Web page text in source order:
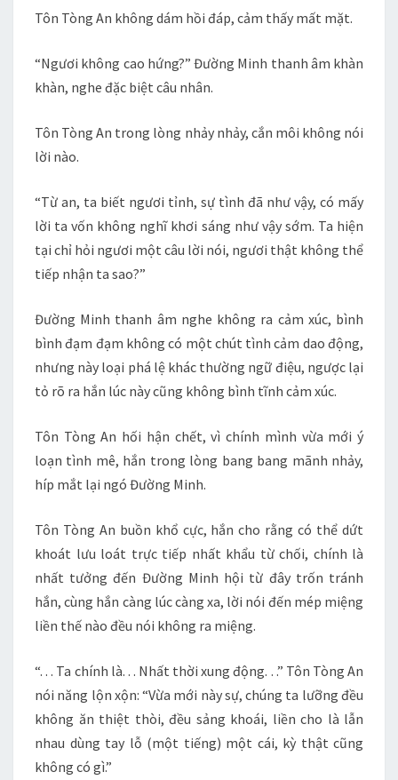
Tôn Tòng An không dám hồi đáp, cảm thấy mất mặt.
“Ngươi không cao hứng?” Đường Minh thanh âm khàn
khàn, nghe đặc biệt câu nhân.
Tôn Tòng An trong lòng nhảy nhảy, cắn môi không nói
lời nào.
“Từ an, ta biết ngươi tỉnh, sự tình đã như vậy, có mấy
lời ta vốn không nghĩ khơi sáng như vậy sớm. Ta hiện
tại chỉ hỏi ngươi một câu lời nói, ngươi thật không thể
tiếp nhận ta sao?”
Đường Minh thanh âm nghe không ra cảm xúc, bình
bình đạm đạm không có một chút tình cảm dao động,
nhưng này loại phá lệ khác thường ngữ điệu, ngược lại
tỏ rõ ra hắn lúc này cũng không bình tĩnh cảm xúc.
Tôn Tòng An hối hận chết, vì chính mình vừa mới ý
loạn tình mê, hắn trong lòng bang bang mãnh nhảy,
híp mắt lại ngó Đường Minh.
Tôn Tòng An buồn khổ cực, hắn cho rằng có thể dứt
khoát lưu loát trực tiếp nhất khẩu từ chối, chính là
nhất tưởng đến Đường Minh hội từ đây trốn tránh
hắn, cùng hắn càng lúc càng xa, lời nói đến mép miệng
liền thế nào đều nói không ra miệng.
“. . . Ta chính là. . . Nhất thời xung động. . .” Tôn Tòng An
nói năng lộn xộn: “Vừa mới này sự, chúng ta lưỡng đều
không ăn thiệt thòi, đều sảng khoái, liền cho là lẫn
nhau dùng tay lỗ (một tiếng) một cái, kỳ thật cũng
không có gì.”